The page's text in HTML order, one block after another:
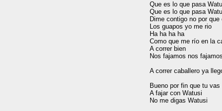
Que es lo que pasa
Que es lo que pasa
Dime contigo no por que
Los guapos yo me rio
Ha ha ha ha
Como que me río en la
A correr bien
Nos fajamos nos
A correr caballero ya
Bueno por fin que tu vas
A fajar con Watusi
No me digas Watusi